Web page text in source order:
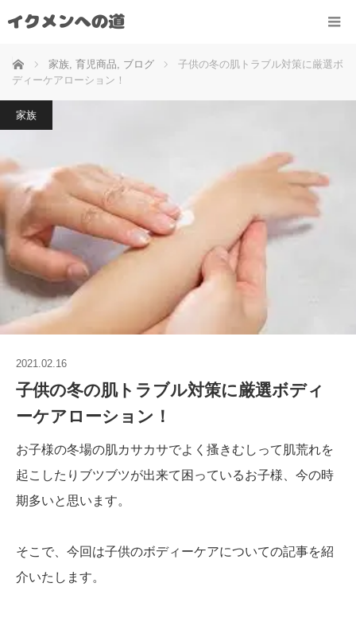
ホーム 家族, 育児商品, ブログ
子供の冬の肌トラブル対策に厳選ボ
ディーケアローション！
家族
2021.02.16
子供の冬の肌トラブル対策に厳選ボディ
ーケアローション！
お子様の冬場の肌カサカサでよく搔きむしって肌荒れを
起こしたりブツブツが出来て困っているお子様、今の時
期多いと思います。
そこで、今回は子供のボディーケアについての記事を紹
介いたします。